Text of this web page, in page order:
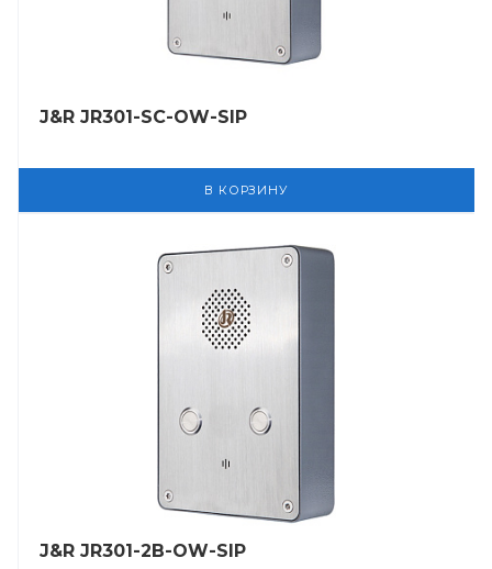
J&R JR301-SC-OW-SIP
В КОРЗИНУ
J&R JR301-2B-OW-SIP